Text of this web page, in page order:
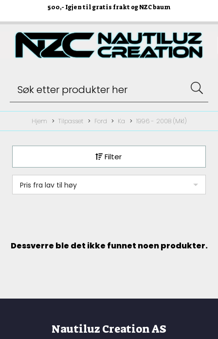
500,- Igjen til gratis frakt og NZC baum
Hjem Tilpasset Ford Ka 1996 - 2008 (Mk1)
Filter
Pris fra lav til høy
Dessverre ble det ikke funnet noen produkter.
Nautiluz Creation AS